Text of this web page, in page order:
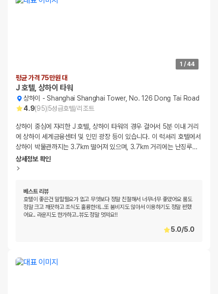
1 / 44
평균 가격 75만원 대
J 호텔, 상하이 타워
상하이 - Shanghai Shanghai Tower, No. 126 Dong Tai Road
4.9(95)5성급호텔/리조트
상하이 중심에 자리한 J 호텔, 상하이 타워의 경우 걸어서 5분 이내 거리
에 상하이 세계금융센터 및 인민 광장 등이 있습니다. 이 럭셔리 호텔에서
상하이 박물관까지는 3.7km 떨어져 있으며, 3.7km 거리에는 난징루…
상세정보 확인
베스트 리뷰
호텔이 좋은건 말할필요가 없고 무엇보다 정말 친절해서 너무너무 좋았어요 룸도
정말 크고 깨끗하고 조식도 훌륭한데...또 붐비지도 않아서 이용하기도 정말 편했
어요.. 라운지도 한가하고..뷰도 정말 멋져요!!
5.0/5.0